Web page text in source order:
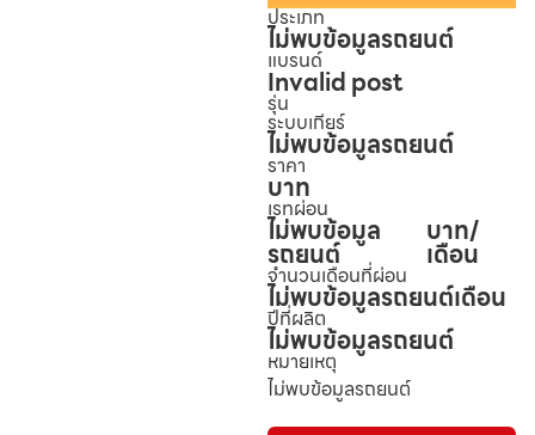
ประเภท
ไม่พบข้อมูลรถยนต์
แบรนด์
Invalid post
รุ่น
ระบบเกียร์
ไม่พบข้อมูลรถยนต์
ราคา
บาท
เรทผ่อน
ไม่พบข้อมูล
รถยนต์
บาท/
เดือน
จำนวนเดือนที่ผ่อน
ไม่พบข้อมูลรถยนต์เดือน
ปีที่ผลิต
ไม่พบข้อมูลรถยนต์
หมายเหตุ
ไม่พบข้อมูลรถยนต์